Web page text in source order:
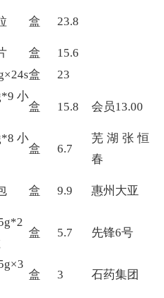
盒 23.8
盒
15.6
盒 23
小
盒 15.8 会员13.00
小
盒 6.7
芜湖张恒
春
盒 9.9 惠州大亚
盒 5.7 先锋6号
盒 3 石药集团